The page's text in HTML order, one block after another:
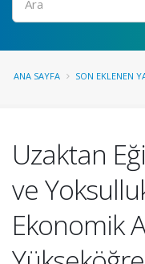
ANA SAYFA SON EKLENEN
Uzaktan
ve
Ekonomik